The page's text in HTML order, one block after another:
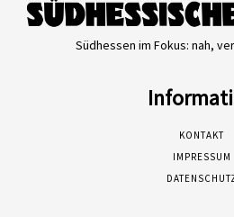
Südhessen im Fokus: nah,
KONTAKT
IMPRESSUM